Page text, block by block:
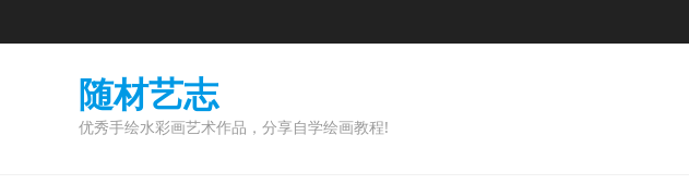
随材艺志
优秀手绘水彩画艺术作品，分享自学绘画教程!